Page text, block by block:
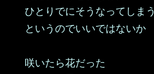
ひとりでにそうなってしまう
というのでいいではないか
咲いたら花だった